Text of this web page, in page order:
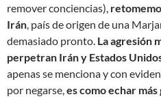
remover conciencias),
Irán, país de origen de una
demasiado pronto. La agresión
perpetran Irán y Estados
apenas se menciona y con
por negarse,es como echar